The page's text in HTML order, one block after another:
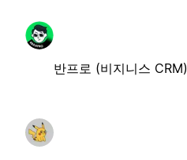
반프로 (비지니스 CRM)